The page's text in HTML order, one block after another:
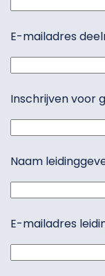
E-mailadres
Inschrijven voor
Naam
E-mailadres